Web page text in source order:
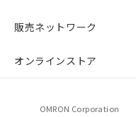
販売ネットワーク
オンラインストア
OMRON Corporation